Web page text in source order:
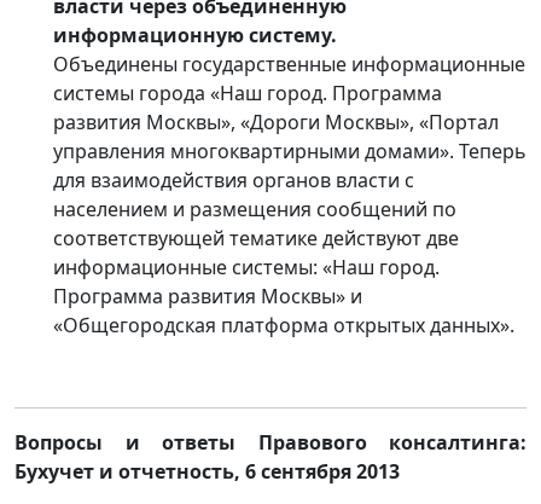
власти через объединенную
информационную систему.
Объединены государственные информационные
системы города «Наш город. Программа
развития Москвы», «Дороги Москвы», «Портал
управления многоквартирными домами». Теперь
для взаимодействия органов власти с
населением и размещения сообщений по
соответствующей тематике действуют две
информационные системы: «Наш город.
Программа развития Москвы» и
«Общегородская платформа открытых данных».
Вопросы и ответы Правового консалтинга:
Бухучет и отчетность, 6 сентября 2013